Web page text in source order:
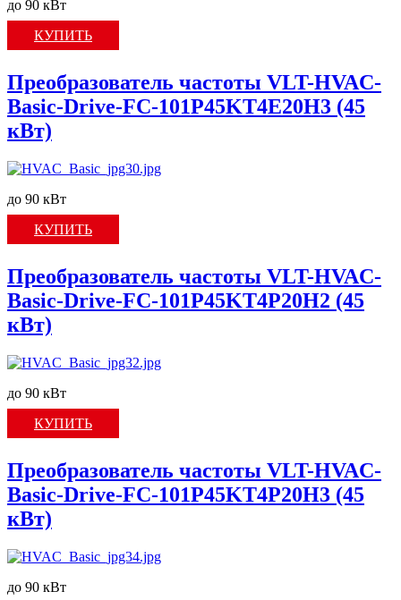
до 90 кВт
КУПИТЬ
Преобразователь частоты VLT-HVAC-
Basic-Drive-FC-101P45KT4E20H3 (45
кВт)
до 90 кВт
КУПИТЬ
Преобразователь частоты VLT-HVAC-
Basic-Drive-FC-101P45KT4P20H2 (45
кВт)
до 90 кВт
КУПИТЬ
Преобразователь частоты VLT-HVAC-
Basic-Drive-FC-101P45KT4P20H3 (45
кВт)
до 90 кВт